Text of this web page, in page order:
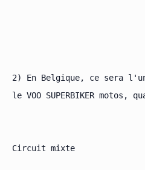
2) En Belgique, ce sera
le VOO SUPERBIKER motos,
Circuit mixte